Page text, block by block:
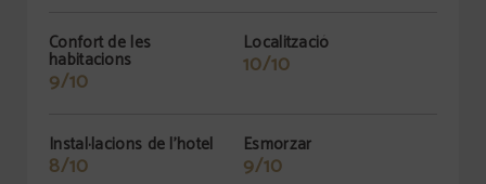
Confort de les
habitacions
9/10
Localització
10/10
Instal·lacions de l'hotel
8/10
Esmorzar
9/10